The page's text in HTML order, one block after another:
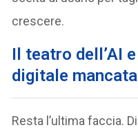
crescere.
Il teatro dell’AI
digitale mancata
Resta l’ultima faccia.